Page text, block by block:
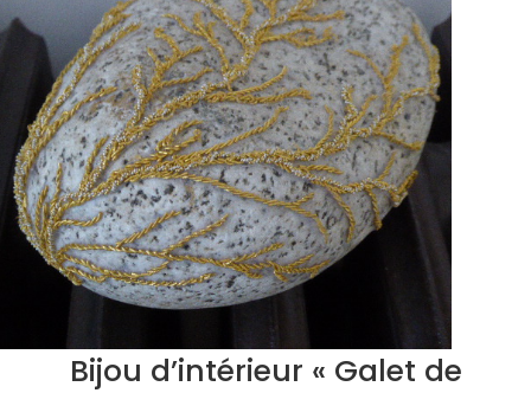
Bijou d’intérieur « Galet de